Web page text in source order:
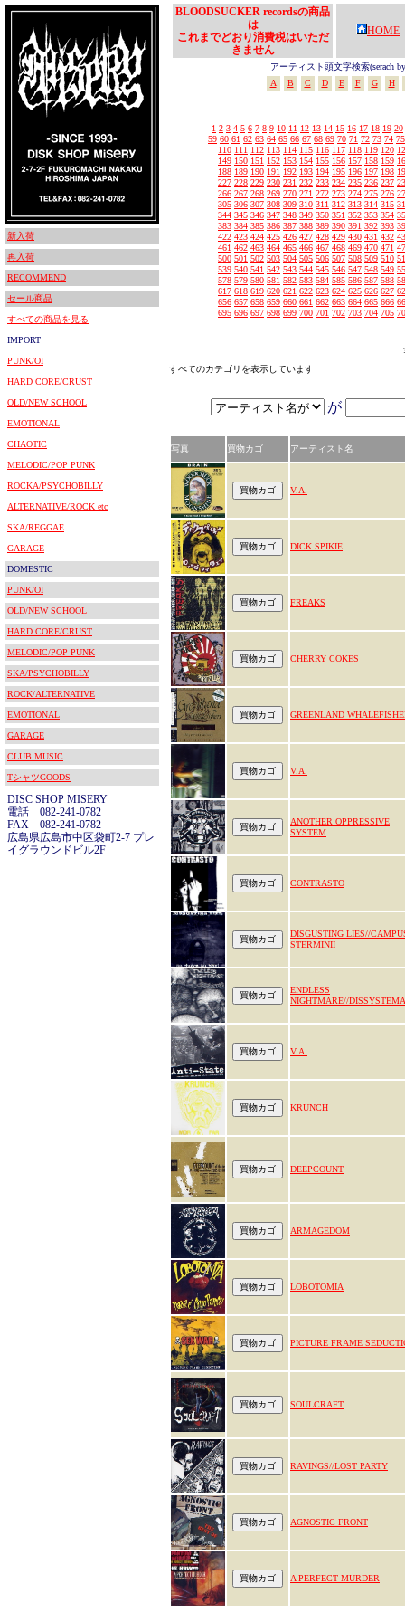
新入荷
再入荷
RECOMMEND
セール商品
すべての商品を見る
IMPORT
PUNK/OI
HARD CORE/CRUST
OLD/NEW SCHOOL
EMOTIONAL
CHAOTIC
MELODIC/POP PUNK
ROCKA/PSYCHOBILLY
ALTERNATIVE/ROCK etc
SKA/REGGAE
GARAGE
DOMESTIC
PUNK/OI
OLD/NEW SCHOOL
HARD CORE/CRUST
MELODIC/POP PUNK
SKA/PSYCHOBILLY
ROCK/ALTERNATIVE
EMOTIONAL
GARAGE
CLUB MUSIC
TシャツGOODS
DISC SHOP MISERY
電話 082-241-0782
FAX 082-241-0782
広島県広島市中区袋町2-7 プレ
イグラウンドビル2F
BLOODSUCKER recordsの商品
は
これまでどおり消費税はいただ
きません
HOME
アーティスト頭文字検索(serach
A
B C D E F G H
1 2 3 4 5 6 7 8 9 10 11 12 13 14 15 16 17 18 19 20
59 60 61 62 63 64 65 66 67 68 69 70 71 72 73 74 75
110 111 112 113 114 115 116 117 118 119 120
149 150 151 152 153 154 155 156 157 158 159
188 189 190 191 192 193 194 195 196 197 198
227 228 229 230 231 232 233 234 235 236 237
266 267 268 269 270 271 272 273 274 275 276
305 306 307 308 309 310 311 312 313 314 315
344 345 346 347 348 349 350 351 352 353 354
383 384 385 386 387 388 389 390 391 392 393
422 423 424 425 426 427 428 429 430 431 432
461 462 463 464 465 466 467 468 469 470 471
500 501 502 503 504 505 506 507 508 509 510
539 540 541 542 543 544 545 546 547 548 549
578 579 580 581 582 583 584 585 586 587 588
617 618 619 620 621 622 623 624 625 626 627
656 657 658 659 660 661 662 663 664 665 666
695 696 697 698 699 700 701 702 703 704 705
すべてのカテゴリを表示しています
が
写真 買物カゴ アーティスト名
V.A.
DICK SPIKIE
FREAKS
CHERRY COKES
GREENLAND
V.A.
ANOTHER OPPRESSIVE
SYSTEM
CONTRASTO
DISGUSTING LIES//
STERMINII
ENDLESS
NIGHTMARE//DISSYSTEMA
V.A.
KRUNCH
DEEPCOUNT
ARMAGEDOM
LOBOTOMIA
PICTURE FRAME
SOULCRAFT
RAVINGS//LOST PARTY
AGNOSTIC FRONT
A PERFECT MURDER